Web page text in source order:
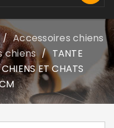
/ Accessoires chiens
chiens / TANTE
ET CHATS